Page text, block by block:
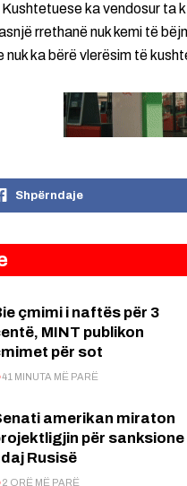
ka vendosur ta
rrethanë nuk kemi të
ka bërë vlerësim të
Shpërndaje
çmimi i naftës për 3
MINT publikon
për sot
41 MINUTA MË PARË
amerikan miraton
për sanksione
Rusisë
2 ORË MË PARË